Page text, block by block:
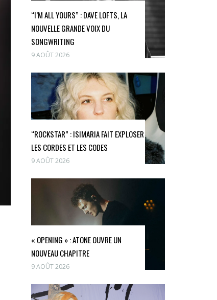
“I’M ALL YOURS” : DAVE LOFTS, LA
NOUVELLE GRANDE VOIX DU
SONGWRITING
9 AOÛT 2026
“ROCKSTAR” : ISIMARIA FAIT EXPLOSER
LES CORDES ET LES CODES
9 AOÛT 2026
« OPENING » : ATONE OUVRE UN
NOUVEAU CHAPITRE
9 AOÛT 2026